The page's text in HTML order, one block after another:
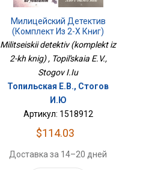
Милицейский Детектив
(комплект Из 2-Х Книг)
Militseiskii detektiv (komplekt iz
2-kh knig) , Topil'skaia E.V.,
Stogov I.Iu
Топильская Е.В., Стогов
И.Ю
Артикул: 1518912
$114.03
Доставка за 14–20 дней